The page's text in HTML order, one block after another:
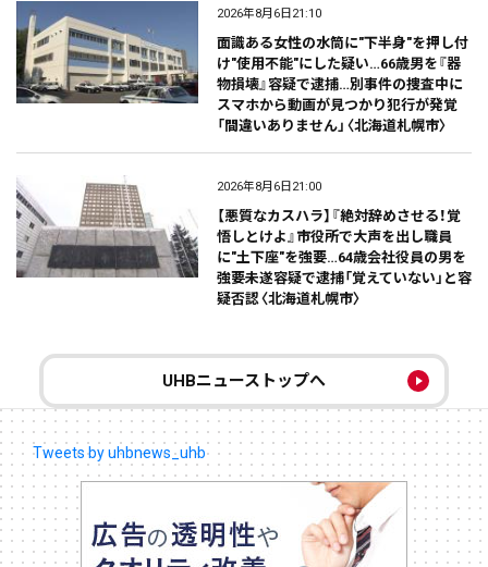
2026年8月6日21:10
面識ある女性の水筒に"下半身"を押し付
け"使用不能"にした疑い…66歳男を『器
物損壊』容疑で逮捕…別事件の捜査中に
スマホから動画が見つかり犯行が発覚
「間違いありません」〈北海道札幌市〉
2026年8月6日21:00
【悪質なカスハラ】『絶対辞めさせる！覚
悟しとけよ』市役所で大声を出し職員
に"土下座"を強要…64歳会社役員の男を
強要未遂容疑で逮捕「覚えていない」と容
疑否認〈北海道札幌市〉
UHBニューストップへ
Tweets by uhbnews_uhb